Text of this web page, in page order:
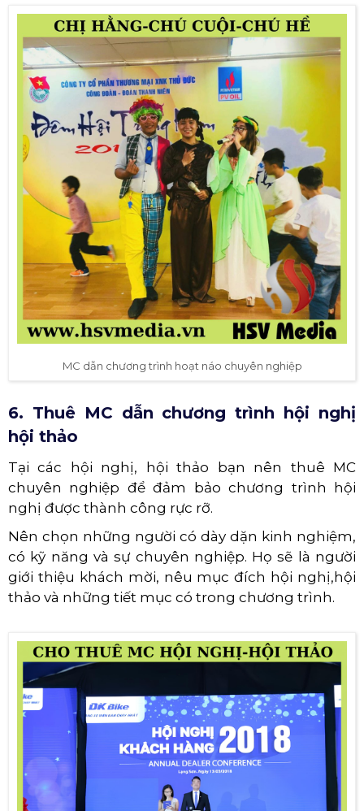
MC dẫn chương trình hoạt náo chuyên nghiệp
6. Thuê MC dẫn chương trình hội nghị
hội thảo
Tại các hội nghị, hội thảo bạn nên thuê MC
chuyên nghiệp để đảm bảo chương trình hội
nghị được thành công rực rỡ.
Nên chọn những người có dày dặn kinh nghiệm,
có kỹ năng và sự chuyên nghiệp. Họ sẽ là người
giới thiệu khách mời, nêu mục đích hội nghị,hội
thảo và những tiết mục có trong chương trình.